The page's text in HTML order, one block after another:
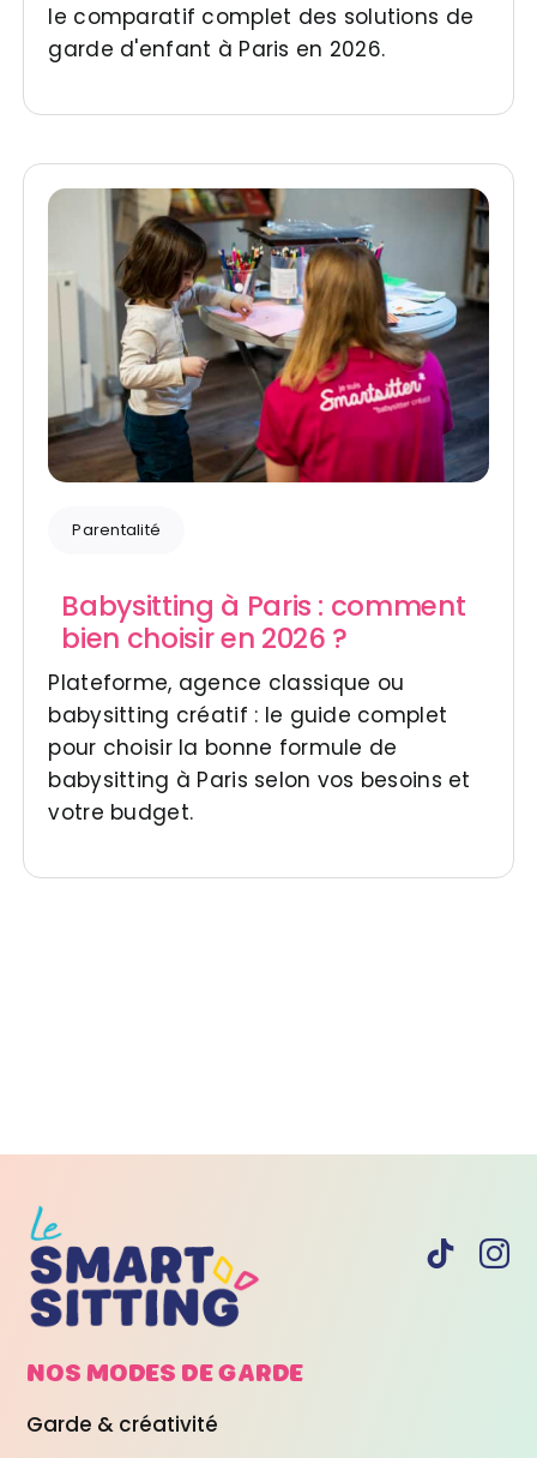
le comparatif complet des solutions de
garde d'enfant à Paris en 2026.
Parentalité
Babysitting à Paris : comment
bien choisir en 2026 ?
Plateforme, agence classique ou
babysitting créatif : le guide complet
pour choisir la bonne formule de
babysitting à Paris selon vos besoins et
votre budget.
NOS MODES DEGARDE
Garde & créativité